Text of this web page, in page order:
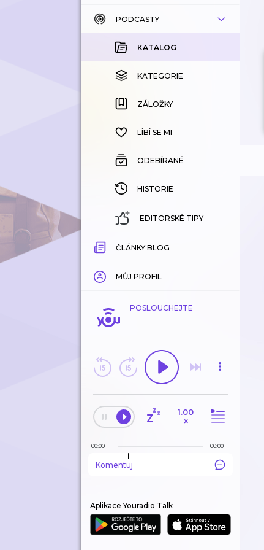
KATALOG
KOUPENÉ
KATEGORIE
ZÁLOŽKY
HISTORIE
PODCASTY
KATALOG
KATEGORIE
ZÁLOŽKY
LÍBÍ SE MI
ODEBÍRANÉ
HISTORIE
EDITORSKÉ TIPY
ČLÁNKY BLOG
MŮJ PROFIL
POSLOUCHEJTE
1.00
×
00:00 00:00
Komentuj
Aplikace Youradio Talk